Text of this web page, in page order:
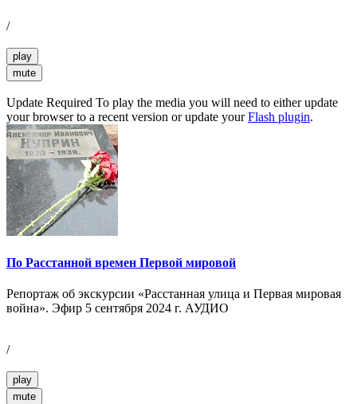
/
play
mute
Update Required To play the media you will need to either update
your browser to a recent version or update yourFlash plugin.
По Расстанной времен Первой мировой
Репортаж об экскурсии «Расстанная улица и Первая мировая
война». Эфир 5 сентября 2024 г. АУДИО
/
play
mute